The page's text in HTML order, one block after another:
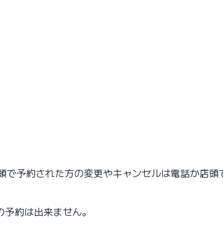
予約された方の変更やキャンセルは電話か店頭
約は出来ません。